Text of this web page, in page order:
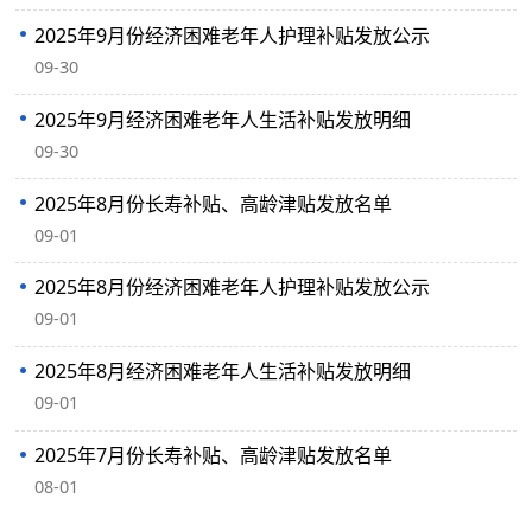
2025年9月份经济困难老年人护理补贴发放公示
09-30
2025年9月经济困难老年人生活补贴发放明细
09-30
2025年8月份长寿补贴、高龄津贴发放名单
09-01
2025年8月份经济困难老年人护理补贴发放公示
09-01
2025年8月经济困难老年人生活补贴发放明细
09-01
2025年7月份长寿补贴、高龄津贴发放名单
08-01